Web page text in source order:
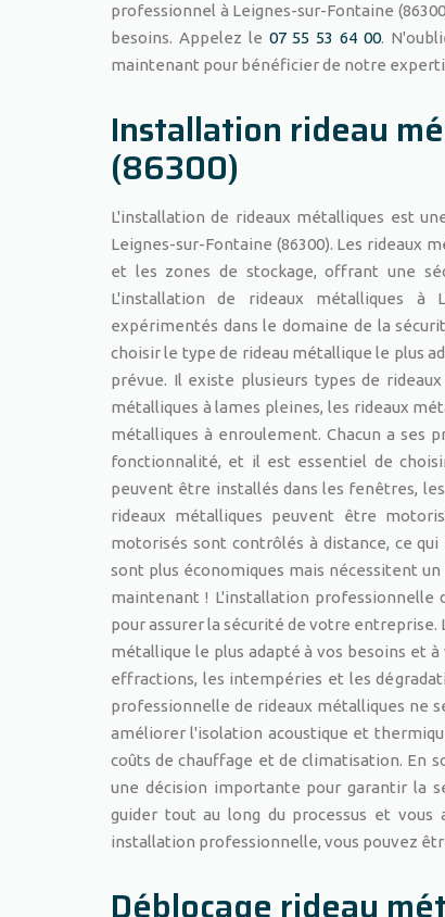
professionnel à Leignes-sur-Fontaine
besoins. Appelez le 07 55 53 64 00.
maintenant pour bénéficier de notre
Installation rideau
(86300)
L'installation de rideaux métalliques est
Leignes-sur-Fontaine (86300). Les rideaux
et les zones de stockage, offrant une
L'installation de rideaux métalliques à
expérimentés dans le domaine de la
choisir le type de rideau métallique le plus
prévue. Il existe plusieurs types de
métalliques à lames pleines, les rideaux
métalliques à enroulement. Chacun a ses
fonctionnalité, et il est essentiel de
peuvent être installés dans les fenêtres,
rideaux métalliques peuvent être
motorisés sont contrôlés à distance, ce
sont plus économiques mais nécessitent
maintenant ! L'installation professionnelle
pour assurer la sécurité de votre
métallique le plus adapté à vos besoins et
effractions, les intempéries et les
professionnelle de rideaux métalliques ne
améliorer l'isolation acoustique et
coûts de chauffage et de climatisation. En
une décision importante pour garantir la
guider tout au long du processus et
installation professionnelle, vous pouvez
Déblocage rideau